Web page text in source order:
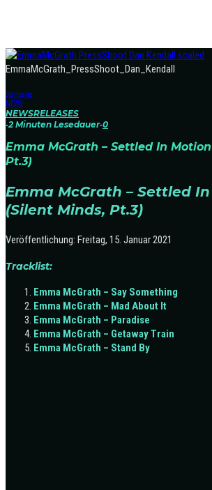
EmmaMcGrath_PressShoot_Dan_Kendall
Startseite
NEWS
NEWSRELEASES
·2 Minuten Lesedauer·0
Emma McGrath – Settled In
Pt.3)
Emma McGrath – Settled
(Silent Minds, Pt.3)
Veröffentlichung: Freitag, 15. Januar 2021
Tracklist:
Emma McGrath – Say Something
Emma McGrath – Mad About It
Emma McGrath – Paradise
Emma McGrath – Getaway Train
Emma McGrath – Stand By